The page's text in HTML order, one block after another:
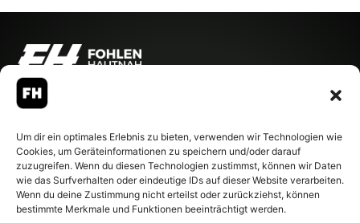
Um dir ein optimales Erlebnis zu bieten, verwenden wir Technologien wie
Cookies, um Geräteinformationen zu speichern und/oder darauf
zuzugreifen. Wenn du diesen Technologien zustimmst, können wir Daten
wie das Surfverhalten oder eindeutige IDs auf dieser Website verarbeiten.
Wenn du deine Zustimmung nicht erteilst oder zurückziehst, können
bestimmte Merkmale und Funktionen beeinträchtigt werden.
© 2007-2026 Fohlen-Hautnah.de
– Alle rechte vorbehalten.
offiziell eingetragenes Magazin
bei der Deutschen
Nationalbibliothek (ISSN 1868-
8233). Nachdruck und
Weiterverarbeitung, auch
auszugsweise, nur mit